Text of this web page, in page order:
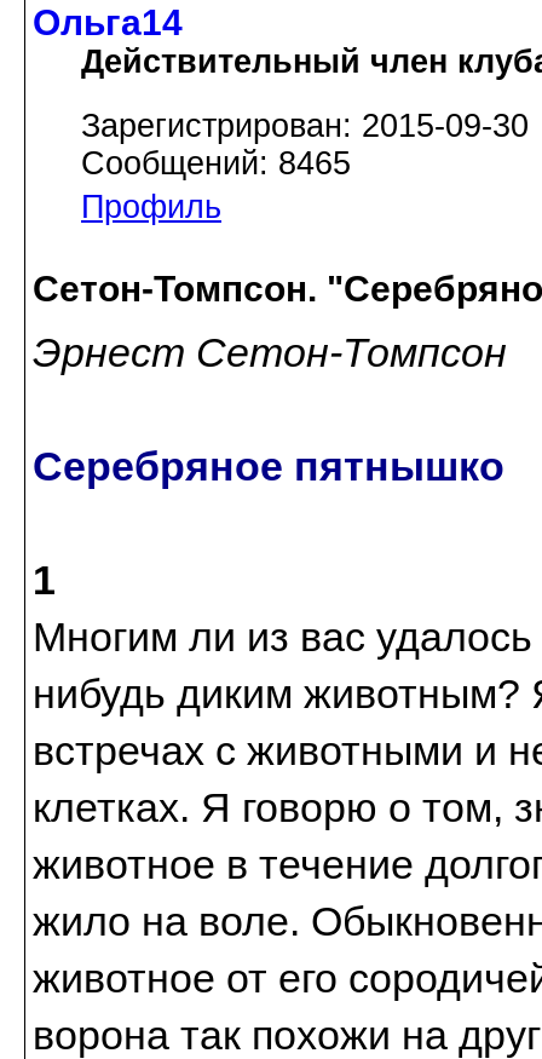
Ольга14
Действительный член
Зарегистрирован: 2015-09-30
Сообщений: 8465
Профиль
Сетон-Томпсон.
Эрнест Сетон-Томпсон
Серебряное пятнышко
1
Многим ли из вас
нибудь диким
встречах с животными и
клетках. Я говорю о том,
животное в течение
жило на воле.
животное от его
ворона так похожи на